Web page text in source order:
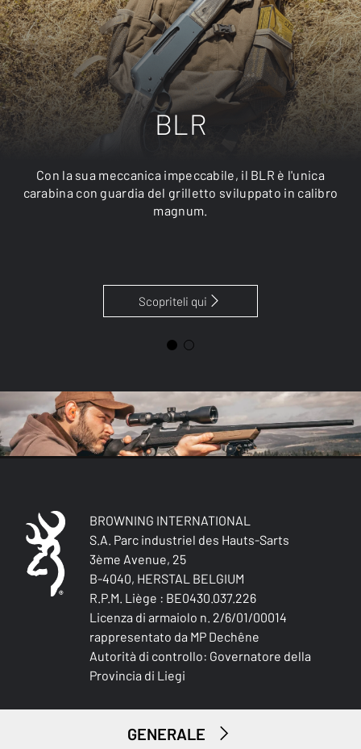
BLR
Con la sua meccanica impeccabile, il BLR è l'unica
carabina con guardia del grilletto sviluppato in calibro
magnum.
Scopriteli qui
BROWNING INTERNATIONAL
S.A. Parc industriel des Hauts-Sarts
3ème Avenue, 25
B-4040, HERSTAL BELGIUM
R.P.M. Liège : BE0430.037.226
Licenza di armaiolo n. 2/6/01/00014
rappresentato da MP Dechêne
Autorità di controllo: Governatore della
Provincia di Liegi
GENERALE